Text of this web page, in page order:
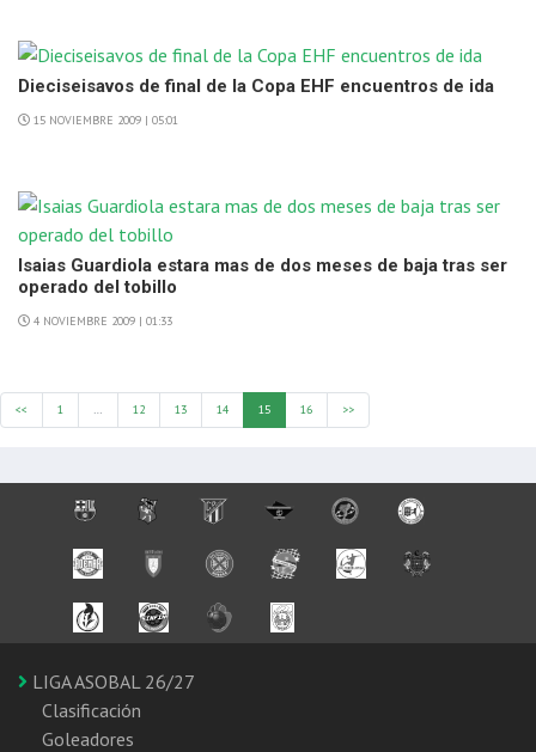
Dieciseisavos de final de la Copa EHF encuentros de ida
15 NOVIEMBRE 2009 | 05:01
Isaias Guardiola estara mas de dos meses de baja tras ser
operado del tobillo
4 NOVIEMBRE 2009 | 01:33
<< 1 … 12 13 14 15 16 >>
LIGA ASOBAL 26/27
Clasificación
Goleadores